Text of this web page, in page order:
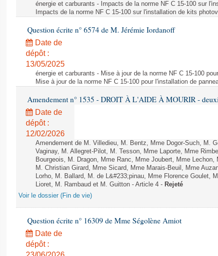
énergie et carburants - Impacts de la norme NF C 15-100 sur
Impacts de la norme NF C 15-100 sur l'installation de kits
Question écrite n° 6574 de M. Jérémie Iordanoff
Date de
dépôt :
13/05/2025
énergie et carburants - Mise à jour de la norme NF C 15-100
Mise à jour de la norme NF C 15-100 pour l'installation de
Amendement n° 1535 - DROIT À L'AIDE À MOURIR -
Date de
dépôt :
12/02/2026
Amendement de M. Villedieu, M. Bentz, Mme Dogor-Such, M.
Vaginay, M. Allegret-Pilot, M. Tesson, Mme Laporte, Mme
Bourgeois, M. Dragon, Mme Ranc, Mme Joubert, Mme
M. Christian Girard, Mme Sicard, Mme Marais-Beuil, Mme
Lorho, M. Ballard, M. de L&#233;pinau, Mme Florence Goulet,
Lioret, M. Rambaud et M. Guitton - Article 4 - Rejeté
Voir le dossier (Fin de vie)
Question écrite n° 16309 de Mme Ségolène Amiot
Date de
dépôt :